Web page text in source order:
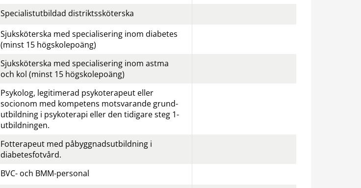
Specialist­utbildad distrikts­sköterska
Sjuksköterska med special­isering inom diabetes
(minst 15 högskole­poäng)
Sjuksköterska med special­isering inom astma
och kol (minst 15 högskole­poäng)
Psykolog, legitimerad psyko­terapeut eller
socionom med kompetens motsvarande grund­
utbildning i psykoterapi eller den tidigare steg 1-
utbildningen.
Fotterapeut med påbyggnads­utbildning i
diabetes­fotvård.
BVC- och BMM-personal